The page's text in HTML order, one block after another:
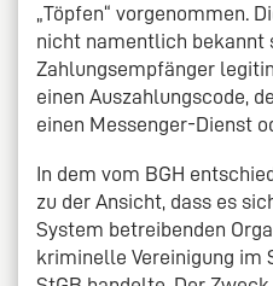
„Töpfen“ vorgenommen.
nicht namentlich bekannt
Zahlungsempfänger
einen Auszahlungscode,
einen Messenger-Dienst
In dem vom BGH
zu der Ansicht, dass es
System betreibenden
kriminelle Vereinigung im